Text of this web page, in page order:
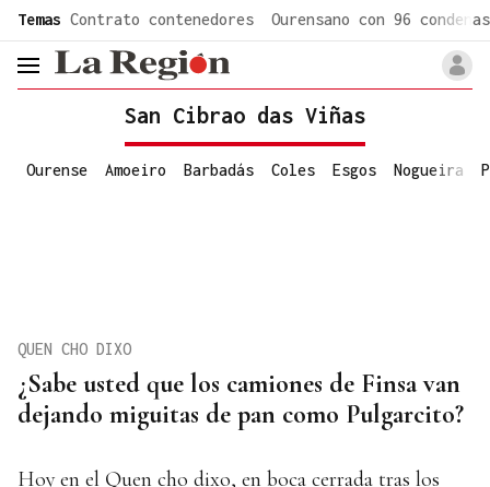
Temas Contrato contenedores Ourensano con 96 condenas
header.menu.open
San Cibrao das Viñas
Ourense Amoeiro Barbadás Coles Esgos Nogueira
¿Sabe usted que los camiones de Finsa van
dejando miguitas de pan como Pulgarcito?
QUEN CHO DIXO
Hoy en el Quen cho dixo, en boca cerrada tras los